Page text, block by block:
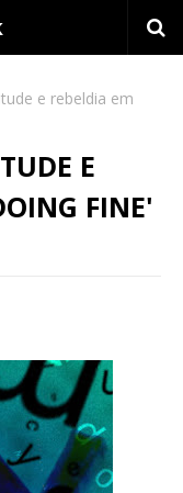
e rebeldia em
E
FINE'